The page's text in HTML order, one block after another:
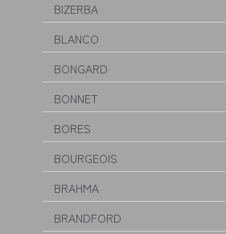
BIZERBA
BLANCO
BONGARD
BONNET
BORES
BOURGEOIS
BRAHMA
BRANDFORD